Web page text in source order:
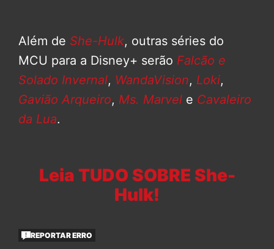
Além de She-Hulk, outras séries do
MCU para a Disney+ serão Falcão e
Solado Invernal, WandaVision, Loki,
Gavião Arqueiro, Ms. Marvel e Cavaleiro
da Lua.
Leia TUDO SOBRE She-
Hulk!
REPORTAR ERRO